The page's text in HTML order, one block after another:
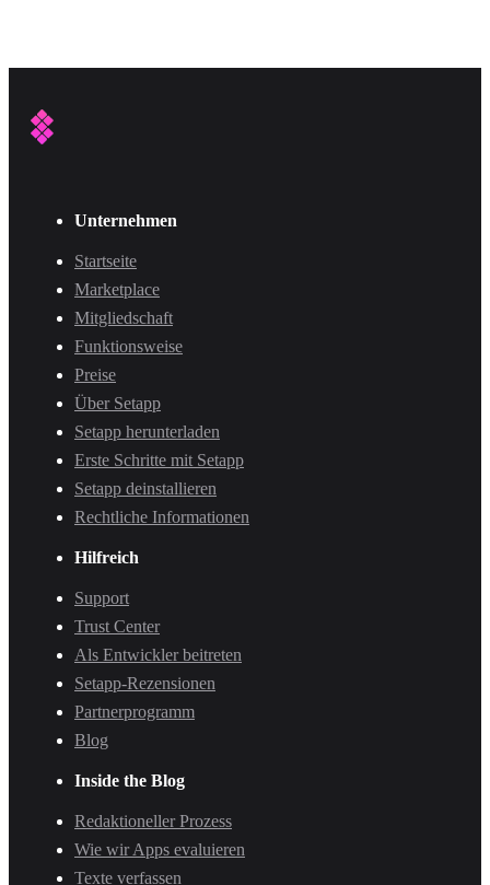
Unternehmen
Startseite
Marketplace
Mitgliedschaft
Funktionsweise
Preise
Über Setapp
Setapp herunterladen
Erste Schritte mit Setapp
Setapp deinstallieren
Rechtliche Informationen
Hilfreich
Support
Trust Center
Als Entwickler beitreten
Setapp-Rezensionen
Partnerprogramm
Blog
Inside the Blog
Redaktioneller Prozess
Wie wir Apps evaluieren
Texte verfassen